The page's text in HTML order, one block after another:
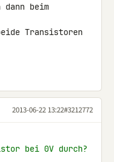
beim
Transistoren
2013-06-22 13:22#3212772
bei 0V durch?